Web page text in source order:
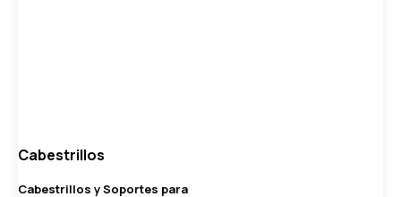
Cabestrillos
Cabestrillos y Soportes para